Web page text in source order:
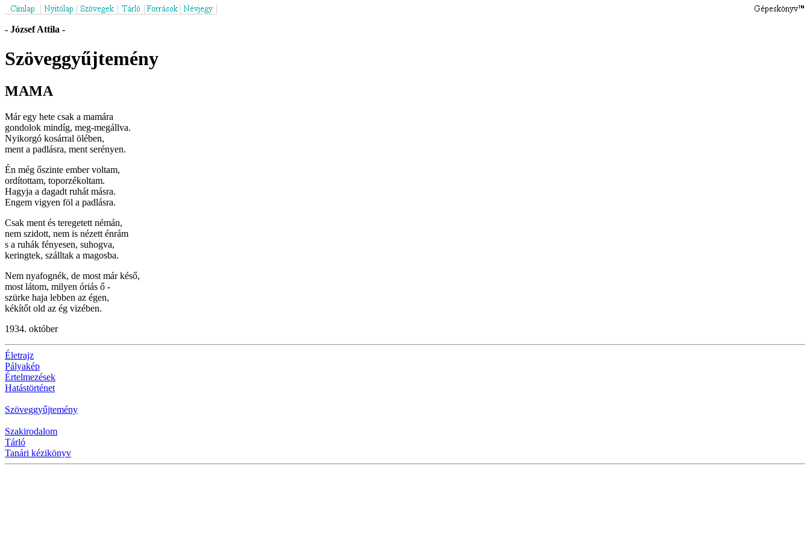
- József Attila -
Szöveggyűjtemény
MAMA
Már egy hete csak a mamára
gondolok mindíg, meg-megállva.
Nyikorgó kosárral ölében,
ment a padlásra, ment serényen.
Én még őszinte ember voltam,
ordítottam, toporzékoltam.
Hagyja a dagadt ruhát másra.
Engem vigyen föl a padlásra.
Csak ment és teregetett némán,
nem szidott, nem is nézett énrám
s a ruhák fényesen, suhogva,
keringtek, szálltak a magosba.
Nem nyafognék, de most már késő,
most látom, milyen óriás ő -
szürke haja lebben az égen,
kékítőt old az ég vizében.
1934. október
Életrajz
Pályakép
Értelmezések
Hatástörténet
Szöveggyűjtemény
Szakirodalom
Tárló
Tanári kézikönyv